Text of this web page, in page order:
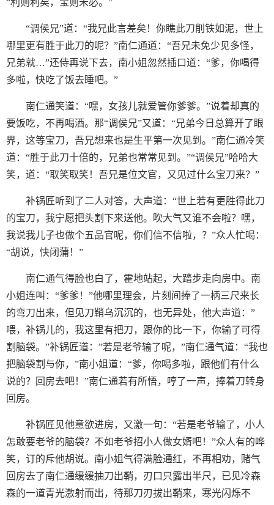
“利则利矣，宝则未必。”
“调侯兄”道：“我兄此言差矣！你瞧此刀削铁如泥，世上
哪里更有胜于此刀的呢？”南仁通道：“吾兄未免少见多怪，
兄弟就…”还侍再说下去，南小姐忽然插口道：“爹，你喝得
多啦，快吃了饭去睡吧。”
南仁通笑道：“嘿，女孩儿就爱管你爹爹。”说着却真的
要饭吃，不再喝酒。那“调侯兄”又道：“兄弟今日总算开了眼
界，这等宝刀，吾兄想来也是生平第一次见到。”南仁通冷笑
道：“胜于此刀十倍的，兄弟也常常见到。”“调侯兄”哈哈大
笑，道：“取笑取笑！吾兄是位文官，又见过什么宝刀来？”
补锅匠听到了二人对答，大声道：“世上若有更胜得此刀
的宝刀，我宁愿把头割下来送他。吹大气又谁不会啦？嘿，
我说我儿子也做个五品官呢，你们信不信啦，？”众人忙喝：
“胡说，快闭蒲！”
南仁通气得脸也白了，霍地站起，大踏步走向房中。南
小姐连叫：“爹爹！”他哪里理会，片刻间捧了一柄三尺来长
的弯刀出来，但见刀鞘乌沉沉的，也无异处，他大声道：”
喂，补锅儿的，我这里有把刀，跟你的比一下，你输了可得
割脑袋。”补锅匠道：”若是老爷输了呢，”南仁通气道：“我也
把脑袋割与你，”南小姐道：“爹，你喝多啦，跟他们有什么
说的？回房去吧！”南仁通若有所悟，哼了一声，捧着刀转身
回房。
补锅匠见他意欲进房，又激一句：“若是老爷输了，小人
怎敢要老爷的脑袋？不如老爷招小人做女婿吧！”众人有的哗
笑，订的斥他胡说。南小姐气得满脸通红，不再相劝，赌气
回房去了南仁通缓缓抽刀出鞘，刃口只露出半尺，已见冷森
森的一道青光激射而出，待那刀刃拔出鞘来，寒光闪烁不